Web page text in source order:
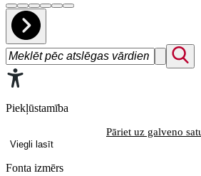
Piekļūstamība
Pāriet uz galveno
Viegli lasīt
Fonta izmērs